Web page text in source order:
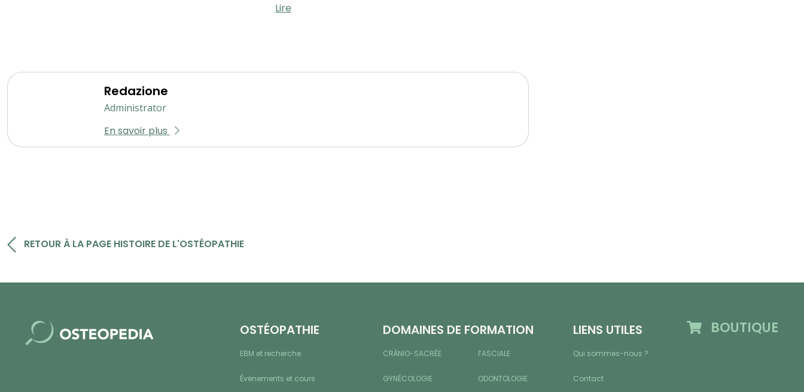
Lire
Redazione
Administrator
En savoir plus
RETOUR À LA PAGE HISTOIRE DE L'OSTÉOPATHIE
OSTÉOPATHIE
EBM et recherche
Événements et cours
DOMAINES DE FORMATION
CRÂNIO-SACRÉE FASCIALE
GYNÉCOLOGIE ODONTOLOGIE
LIENS UTILES
Qui sommes-nous ?
Contact
BOUTIQUE